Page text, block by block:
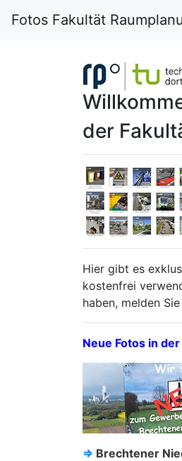
Fotos Fakultät
der
Hier gibt es
kostenfrei
haben, melden
Neue Fotos in
⇒ Brechtener